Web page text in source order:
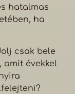
hatalmas
ha
csak bele
amit évekkel